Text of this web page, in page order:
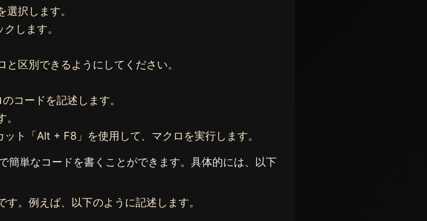
択します。
します。
区別できるようにしてください。
コードを記述します。
ト「Alt + F8」を使用して、マクロを実行します。
簡単なコードを書くことができます。具体的には、以下
。例えば、以下のように記述します。